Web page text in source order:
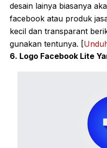
desain lainya biasanya
facebook atau produk
kecil dan transparant
gunakan tentunya. [
6. Logo Facebook Lite